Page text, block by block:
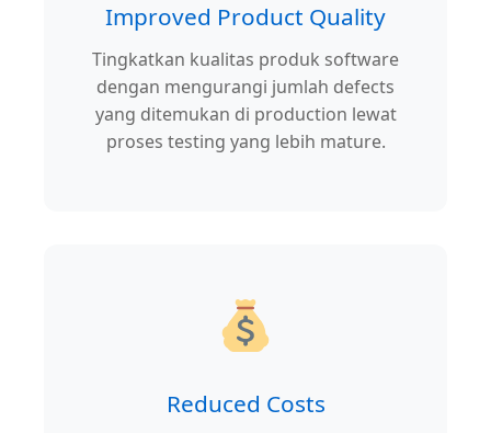
Improved Product Quality
Tingkatkan kualitas produk software
dengan mengurangi jumlah defects
yang ditemukan di production lewat
proses testing yang lebih mature.
Reduced Costs